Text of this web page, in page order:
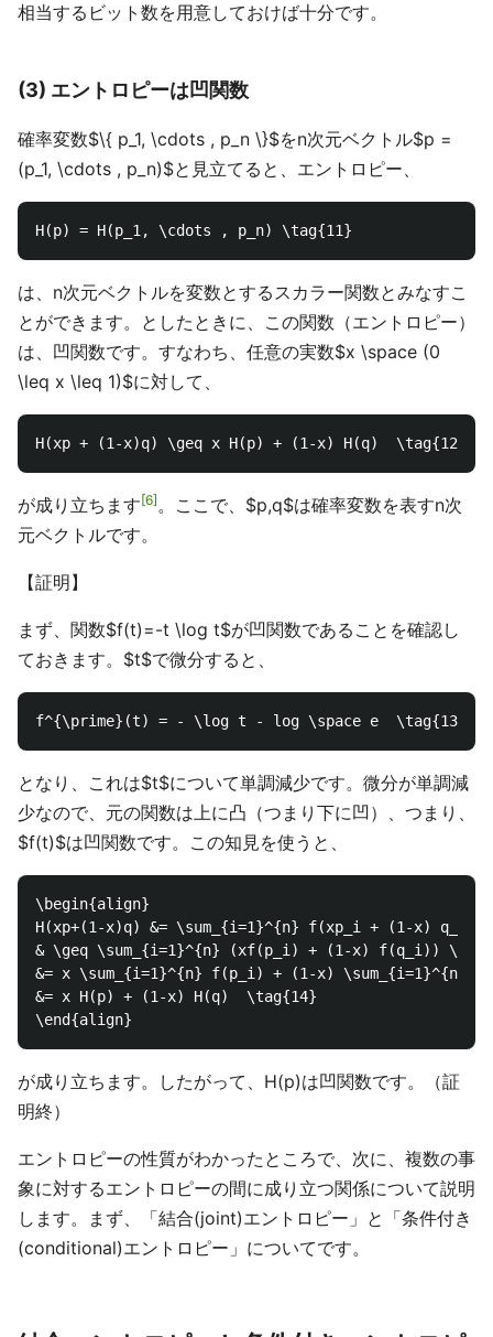
相当するビット数を用意しておけば十分です。
(3) エントロピーは凹関数
確率変数$\{ p_1, \cdots , p_n \}$をn次元ベクトル$p =
(p_1, \cdots , p_n)$と見立てると、エントロピー、
は、n次元ベクトルを変数とするスカラー関数とみなすこ
とができます。としたときに、この関数（エントロピー）
は、凹関数です。すなわち、任意の実数$x \space (0
\leq x \leq 1)$に対して、
が成り立ちます 6 。ここで、$p,q$は確率変数を表すn次
元ベクトルです。
【証明】
まず、関数$f(t)=-t \log t$が凹関数であることを確認し
ておきます。$t$で微分すると、
となり、これは$t$について単調減少です。微分が単調減
少なので、元の関数は上に凸（つまり下に凹）、つまり、
$f(t)$は凹関数です。この知見を使うと、
\begin{align}
H(xp+(1-x)q) &= \sum_{i=1}^{n} f(xp_i + (1-x) q_i)
& \geq \sum_{i=1}^{n} (xf(p_i) + (1-x) f(q_i)) \\
&= x \sum_{i=1}^{n} f(p_i) + (1-x) \sum_{i=1}^{n}
&= x H(p) + (1-x) H(q)  \tag{14}
が成り立ちます。したがって、H(p)は凹関数です。（証
明終）
エントロピーの性質がわかったところで、次に、複数の事
象に対するエントロピーの間に成り立つ関係について説明
します。まず、「結合(joint)エントロピー」と「条件付き
(conditional)エントロピー」についてです。